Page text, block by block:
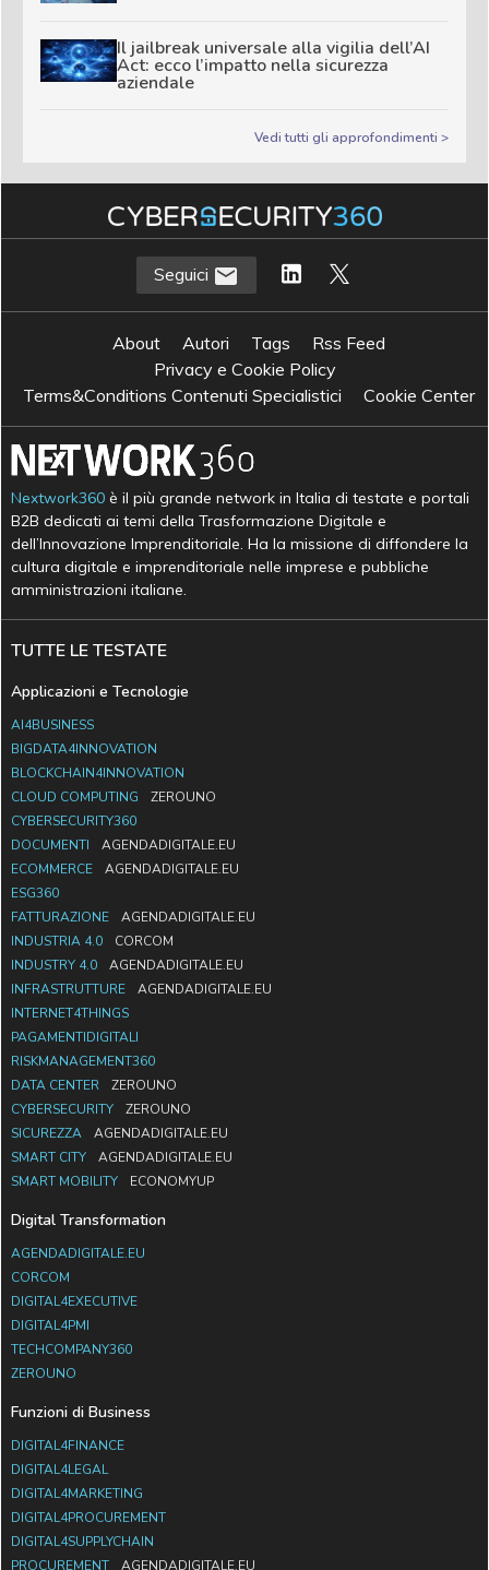
Il jailbreak universale alla vigilia dell’AI
Act: ecco l’impatto nella sicurezza
aziendale
Vedi tutti gli approfondimenti >
Seguici
About Autori Tags
Rss Feed
Privacy e Cookie Policy
Terms&Conditions Contenuti Specialistici
Cookie Center
Nextwork360 è il più grande network in Italia di testate e portali
B2B dedicati ai temi della Trasformazione Digitale e
dell’Innovazione Imprenditoriale. Ha la missione di diffondere la
cultura digitale e imprenditoriale nelle imprese e pubbliche
amministrazioni italiane.
TUTTE LE TESTATE
Applicazioni e Tecnologie
AI4BUSINESS
BIGDATA4INNOVATION
BLOCKCHAIN4INNOVATION
CLOUD COMPUTING
ZEROUNO
CYBERSECURITY360
DOCUMENTI
AGENDADIGITALE.EU
ECOMMERCE
AGENDADIGITALE.EU
ESG360
FATTURAZIONE
AGENDADIGITALE.EU
INDUSTRIA 4.0
CORCOM
INDUSTRY 4.0
AGENDADIGITALE.EU
INFRASTRUTTURE
AGENDADIGITALE.EU
INTERNET4THINGS
PAGAMENTIDIGITALI
RISKMANAGEMENT360
DATA CENTER
ZEROUNO
CYBERSECURITY
ZEROUNO
SICUREZZA
AGENDADIGITALE.EU
SMART CITY
AGENDADIGITALE.EU
SMART MOBILITY
ECONOMYUP
Digital Transformation
AGENDADIGITALE.EU
CORCOM
DIGITAL4EXECUTIVE
DIGITAL4PMI
TECHCOMPANY360
ZEROUNO
Funzioni di Business
DIGITAL4FINANCE
DIGITAL4LEGAL
DIGITAL4MARKETING
DIGITAL4PROCUREMENT
DIGITAL4SUPPLYCHAIN
PROCUREMENT
AGENDADIGITALE.EU